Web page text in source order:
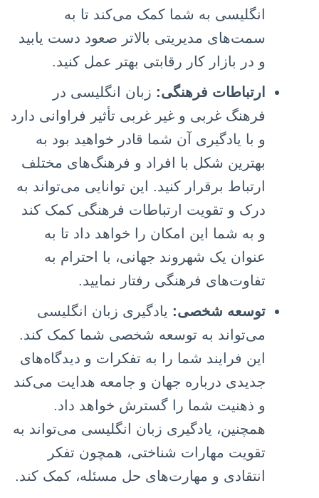
انگلیسی به شما کمک می‌کند تا به
سمت‌های مدیریتی بالاتر صعود دست یابید
و در بازار کار رقابتی بهتر عمل کنید.
ارتباطات فرهنگی: زبان انگلیسی در
فرهنگ غربی و غیر غربی تأثیر فراوانی دارد
و با یادگیری آن شما قادر خواهید بود به
بهترین شکل با افراد و فرهنگ‌های مختلف
ارتباط برقرار کنید. این توانایی می‌تواند به
درک و تقویت ارتباطات فرهنگی کمک کند
و به شما این امکان را خواهد داد تا به
عنوان یک شهروند جهانی، با احترام به
تفاوت‌های فرهنگی رفتار نمایید.
توسعه شخصی: یادگیری زبان انگلیسی
می‌تواند به توسعه شخصی شما کمک کند.
این فرایند شما را به تفکرات و دیدگاه‌های
جدیدی درباره جهان و جامعه هدایت می‌کند
و ذهنیت شما را گسترش خواهد داد.
همچنین، یادگیری زبان انگلیسی می‌تواند به
تقویت مهارات شناختی، همچون تفکر
انتقادی و مهارت‌های حل مسئله، کمک کند.